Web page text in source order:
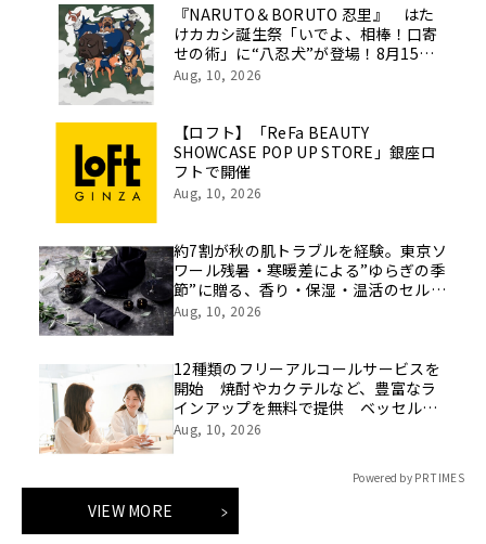
像を公開！
『NARUTO＆BORUTO 忍里』 はた
けカカシ誕生祭「いでよ、相棒！口寄
せの術」に“八忍犬”が登場！8月15日
（土）より期間限定開催
Aug, 10, 2026
【ロフト】「ReFa BEAUTY
SHOWCASE POP UP STORE」銀座ロ
フトで開催
Aug, 10, 2026
約7割が秋の肌トラブルを経験。東京ソ
ワール残暑・寒暖差による”ゆらぎの季
節”に贈る、香り・保湿・温活のセルフ
ケア習慣
Aug, 10, 2026
12種類のフリーアルコールサービスを
開始 焼酎やカクテルなど、豊富なラ
インアップを無料で提供 ベッセルイ
ン八千代勝田台駅前
Aug, 10, 2026
Powered by PR TIMES
VIEW MORE